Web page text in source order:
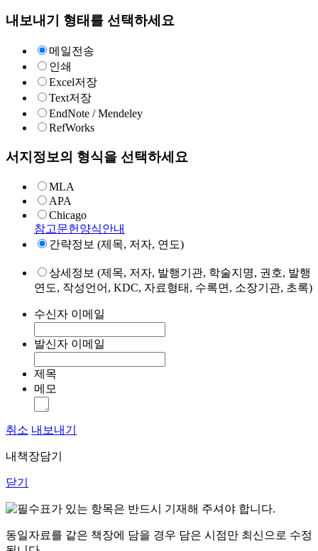
내보내기 형태를 선택하세요
메일전송
인쇄
Excel저장
Text저장
EndNote / Mendeley
RefWorks
서지정보의 형식을 선택하세요
MLA
APA
Chicago
참고문헌양식안내
간략정보 (제목, 저자, 연도)
상세정보 (제목, 저자, 발행기관, 학술지명, 권호, 발행
연도, 작성언어, KDC, 자료형태, 수록면, 소장기관, 초록)
수신자 이메일
발신자 이메일
제목
메모
취소 내보내기
내책장담기
닫기
표가 있는 항목은 반드시 기재해 주셔야 합니다.
동일자료를 같은 책장에 담을 경우 담은 시점만 최신으로 수정